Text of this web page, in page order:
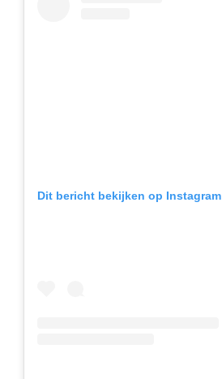
Dit bericht bekijken op Instagram